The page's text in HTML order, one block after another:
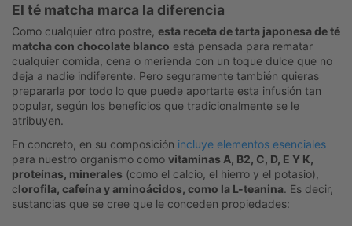
El té matcha marca la diferencia
Como cualquier otro postre, esta receta de tarta japonesa de té
matcha con chocolate blanco está pensada para rematar
cualquier comida, cena o merienda con un toque dulce que no
deja a nadie indiferente. Pero seguramente también quieras
prepararla por todo lo que puede aportarte esta infusión tan
popular, según los beneficios que tradicionalmente se le
atribuyen.
En concreto, en su composición incluye elementos esenciales
para nuestro organismo como vitaminas A, B2, C, D, E Y K,
proteínas, minerales (como el calcio, el hierro y el potasio),
clorofila, cafeína y aminoácidos, como la L-teanina. Es decir,
sustancias que se cree que le conceden propiedades: